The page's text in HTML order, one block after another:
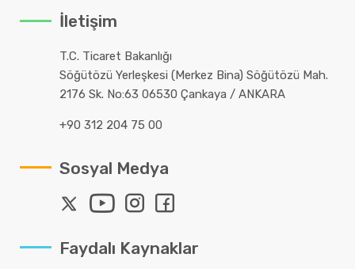
İletişim
T.C. Ticaret Bakanlığı
Söğütözü Yerleşkesi (Merkez Bina) Söğütözü Mah.
2176 Sk. No:63 06530 Çankaya / ANKARA
+90 312 204 75 00
Sosyal Medya
Faydalı Kaynaklar